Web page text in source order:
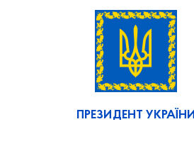
ПРЕЗИДЕНТ УКРАЇНИ